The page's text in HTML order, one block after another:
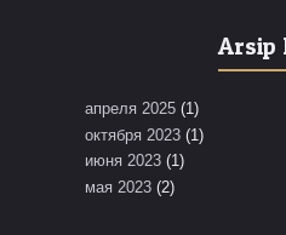
Arsip
апреля 2025 (1)
октября 2023 (1)
июня 2023 (1)
мая 2023 (2)